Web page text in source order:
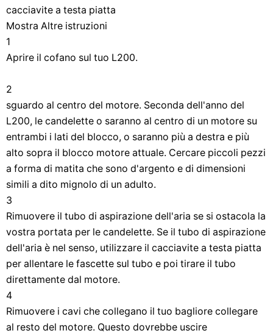
cacciavite a testa piatta
Mostra Altre istruzioni
1
Aprire il cofano sul tuo L200.
2
sguardo al centro del motore. Seconda dell'anno del
L200, le candelette o saranno al centro di un motore su
entrambi i lati del blocco, o saranno più a destra e più
alto sopra il blocco motore attuale. Cercare piccoli pezzi
a forma di matita che sono d'argento e di dimensioni
simili a dito mignolo di un adulto.
3
Rimuovere il tubo di aspirazione dell'aria se si ostacola la
vostra portata per le candelette. Se il tubo di aspirazione
dell'aria è nel senso, utilizzare il cacciavite a testa piatta
per allentare le fascette sul tubo e poi tirare il tubo
direttamente dal motore.
4
Rimuovere i cavi che collegano il tuo bagliore collegare
al resto del motore. Questo dovrebbe uscire